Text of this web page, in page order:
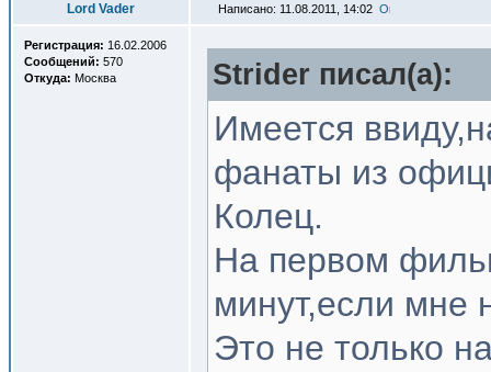
Lord Vader Написано: 11.08.2011, 14:02
Регистрация: 16.02.2006
Сообщений: 570
Откуда: Москва Strider писал(a):
Имеется
фанаты из
Колец.
На первом
минут,если мне
Это не только